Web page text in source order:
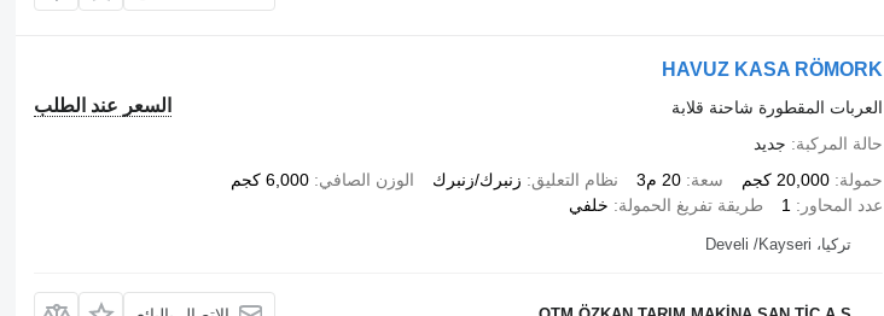
HAVUZ KASA RÖMORK
السعر عند الطلب
العربات المقطورة شاحنة قلابة
حالة المركبة
جديد
حمولة 20,000 كجم سعة 20 م3 نظام التعليق زنبرك/زنبرك الوزن الصافي 6,000 كجم
عدد المحاور
1 طريقة تفريغ الحمولة خلفي
تركيا، Develi /Kayseri